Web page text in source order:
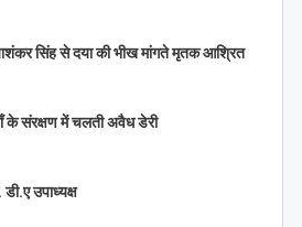
सिंह से दया की भीख मांगते मृतक आश्रित
के संरक्षण में चलती अवैध डेरी
उपाध्यक्ष